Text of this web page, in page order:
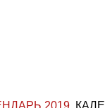
2019